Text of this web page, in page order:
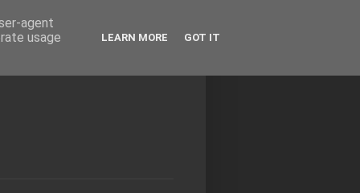
agent
usage
LEARN MORE GOT IT